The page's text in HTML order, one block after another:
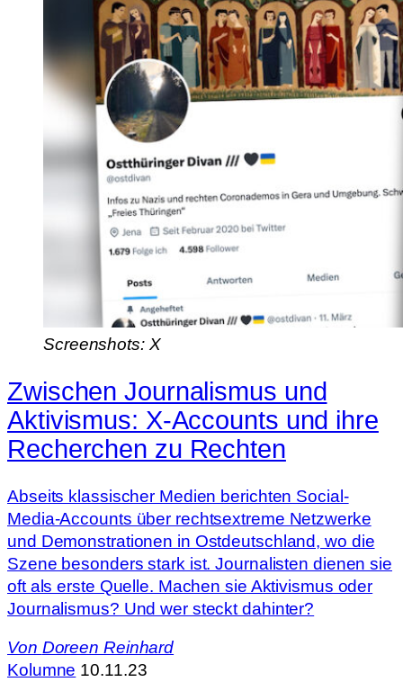
Screenshots: X
Zwischen Journalismus und
Aktivismus: X-Accounts und ihre
Recherchen zu Rechten
Abseits klassischer Medien berichten Social-
Media-Accounts über rechtsextreme Netzwerke
und Demonstrationen in Ostdeutschland, wo die
Szene besonders stark ist. Journalisten dienen sie
oft als erste Quelle. Machen sie Aktivismus oder
Journalismus? Und wer steckt dahinter?
Von Doreen Reinhard
Kolumne 10.11.23